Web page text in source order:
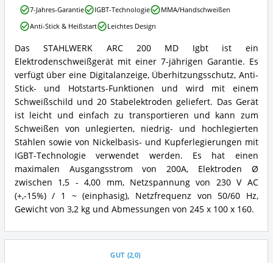
erhältlich?
STAHLWERK
ARC
200
MD
Igbt
Zusammenfassung:
Was
bietet
dieses
Elektroden-
Schweißgerät?
Das STAHLWERK ARC 200 MD Igbt ist ein
Elektrodenschweißgerät mit einer 7-jährigen Garantie. Es
verfügt über eine Digitalanzeige, Überhitzungsschutz, Anti-
Stick- und Hotstarts-Funktionen und wird mit einem
Schweißschild und 20 Stabelektroden geliefert. Das Gerät
ist leicht und einfach zu transportieren und kann zum
Schweißen von unlegierten, niedrig- und hochlegierten
Stählen sowie von Nickelbasis- und Kupferlegierungen mit
IGBT-Technologie verwendet werden. Es hat einen
maximalen Ausgangsstrom von 200A, Elektroden Ø
zwischen 1,5 - 4,00 mm, Netzspannung von 230 V AC
(+,-15%) / 1 ~ (einphasig), Netzfrequenz von 50/60 Hz,
Gewicht von 3,2 kg und Abmessungen von 245 x 100 x 160.
STAHLWERK
ARC
200
Igbt
Vorteile:
Was
spricht
für
dieses
Elektroden-
Schweißgerät?
7-Jahres-Garantie IGBT-Technologie
MMA/Handschweißen
Anti-Stick & Heißstart
Leichtes Design
GUT (2,0)